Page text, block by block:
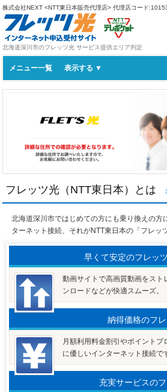
株式会社NEXT <NTT東日本販売代理店> 代理店コード
北海道深川市のフレッツ光 サービス提供エリア判定
メニュー一覧
フレッツ光（NTT東日本）とは
北海道深川市ではじめての方にも乗り換えの方
ターネット接続、それがNTT東日本の「フレッ
早くて安定のフレッツ
動画サイトで高画質動画をスト
ンロードなどが快適スムーズ。
納得価格のフレ
月額利用料金割引やポイント
に優しいインターネット接続で
充実サービスのフ